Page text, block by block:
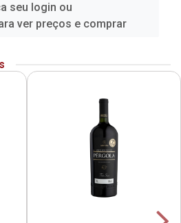
seu login ou
ver preços e comprar